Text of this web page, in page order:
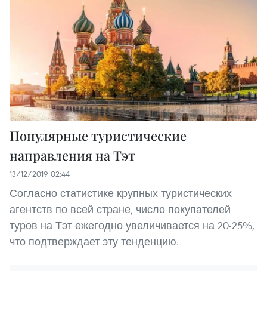
Популярные туристические
направления на Тэт
13/12/2019 02:44
Согласно статистике крупных туристических
агентств по всей стране, число покупателей
туров на Тэт ежегодно увеличивается на 20-25%,
что подтверждает эту тенденцию.